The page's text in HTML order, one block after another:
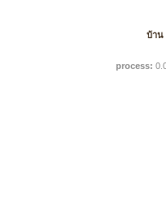
บ้าน
process: